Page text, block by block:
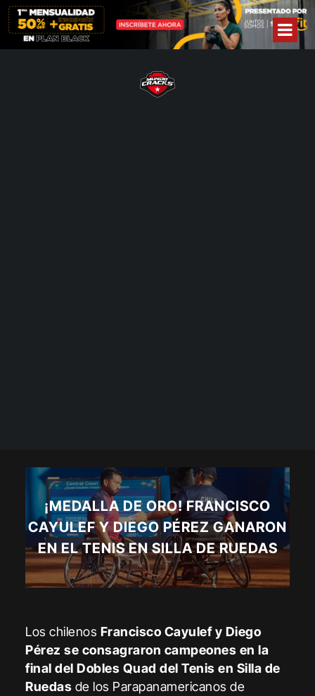
¡MEDALLA DE ORO! FRANCISCO
CAYULEF Y DIEGO PÉREZ GANARON
EN EL TENIS EN SILLA DE RUEDAS
Los chilenos Francisco Cayulef y Diego
Pérez se consagraron campeones en la
final del Dobles Quad del Tenis en Silla de
Ruedas de los Parapanamericanos de